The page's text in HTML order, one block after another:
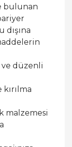
bulunan
dışına
ve düzenli
malzemesi